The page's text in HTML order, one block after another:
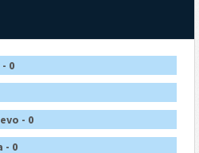
0
- 0
- 0